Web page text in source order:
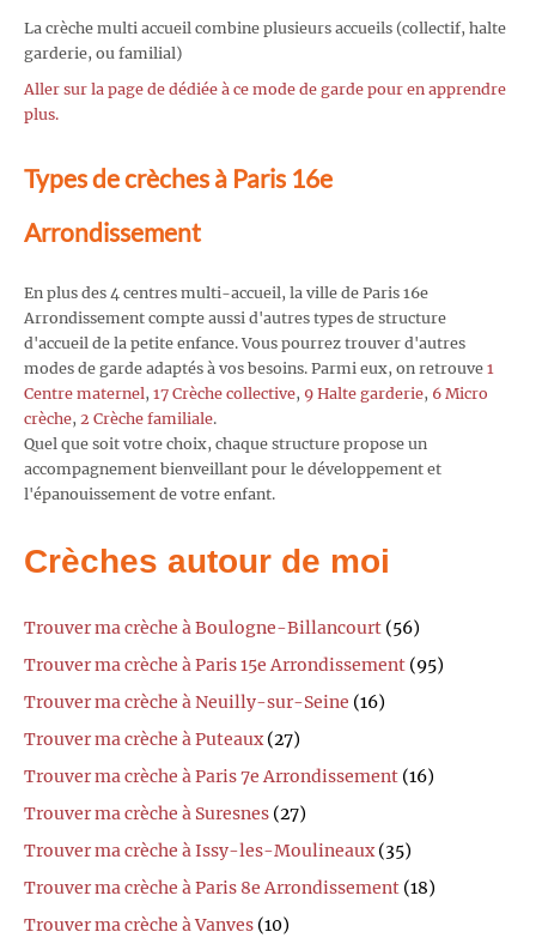
La crèche multi accueil combine plusieurs accueils (collectif, halte
garderie, ou familial)
Aller sur la page de dédiée à ce mode de garde pour en apprendre
plus.
Types de crèches à Paris 16e
Arrondissement
En plus des 4 centres multi-accueil, la ville de Paris 16e
Arrondissement compte aussi d'autres types de structure
d'accueil de la petite enfance. Vous pourrez trouver d'autres
modes de garde adaptés à vos besoins. Parmi eux, on retrouve 1
Centre maternel, 17 Crèche collective, 9 Halte garderie, 6 Micro
crèche, 2 Crèche familiale.
Quel que soit votre choix, chaque structure propose un
accompagnement bienveillant pour le développement et
l'épanouissement de votre enfant.
Crèches autour de moi
Trouver ma crèche à Boulogne-Billancourt (56)
Trouver ma crèche à Paris 15e Arrondissement (95)
Trouver ma crèche à Neuilly-sur-Seine (16)
Trouver ma crèche à Puteaux(27)
Trouver ma crèche à Paris 7e Arrondissement (16)
Trouver ma crèche à Suresnes (27)
Trouver ma crèche à Issy-les-Moulineaux(35)
Trouver ma crèche à Paris 8e Arrondissement (18)
Trouver ma crèche à Vanves (10)